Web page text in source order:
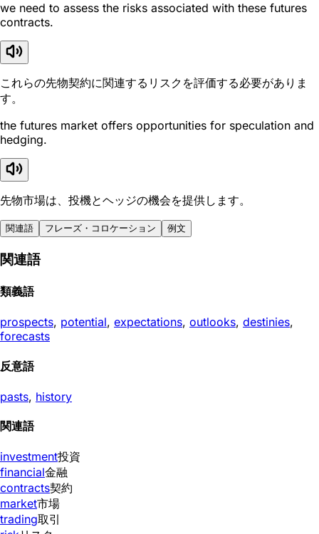
we need to assess the risks associated with these futures
contracts.
これらの先物契約に関連するリスクを評価する必要がありま
す。
the futures market offers opportunities for speculation and
hedging.
先物市場は、投機とヘッジの機会を提供します。
関連語 フレーズ・コロケーション 例文
関連語
類義語
prospects, potential, expectations, outlooks, destinies,
forecasts
反意語
pasts, history
関連語
investment投資
financial金融
contracts契約
market市場
trading取引